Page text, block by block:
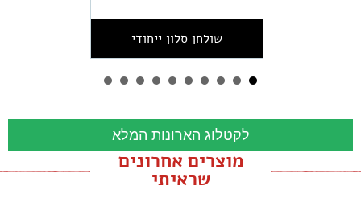
שולחן סלון ייחודי
לקטלוג הארונות המלא
מוצרים אחרונים
שראיתי